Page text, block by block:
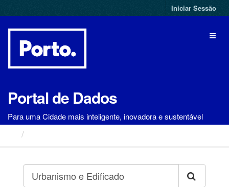
para
Iniciar Sessão
Portal de Dados
Para uma Cidade mais inteligente, inovadora e sustentável